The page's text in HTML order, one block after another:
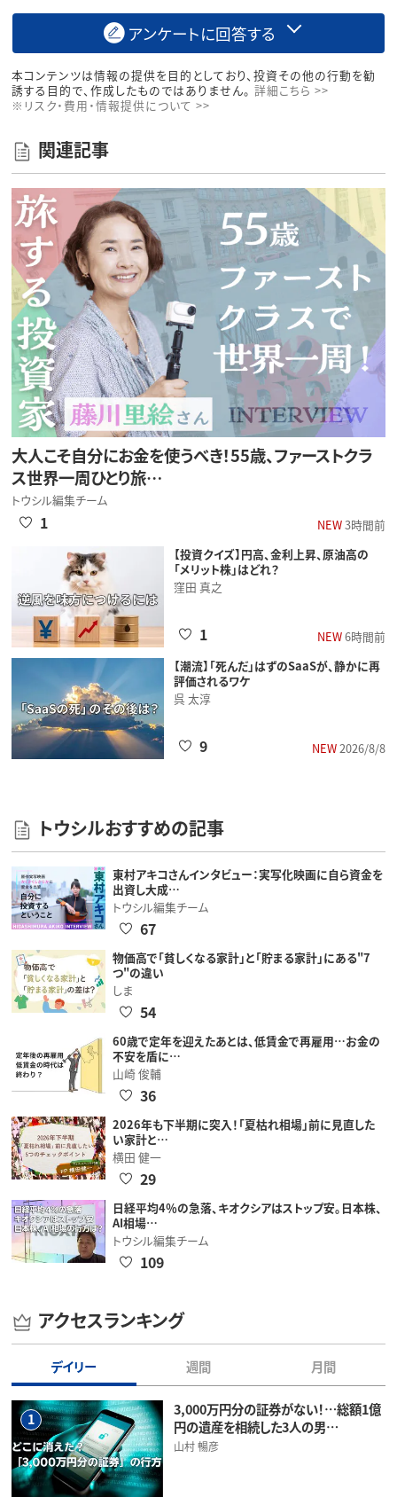
アンケートに回答する
本コンテンツは情報の提供を目的としており、投資その他の行動を勧
誘する目的で、作成したものではありません。 詳細こちら >>
※リスク・費用・情報提供について >>
関連記事
大人こそ自分にお金を使うべき！55歳、ファーストクラ
ス世界一周ひとり旅…
トウシル編集チーム
NEW3時間前
1
【投資クイズ】円高、金利上昇、原油高の
「メリット株」はどれ？
窪田 真之
NEW6時間前
1
【潮流】「死んだ」はずのSaaSが、静かに再
評価されるワケ
呉 太淳
NEW2026/8/8
9
トウシルおすすめの記事
東村アキコさんインタビュー：実写化映画に自ら資金を
出資し大成…
トウシル編集チーム
67
物価高で「貧しくなる家計」と「貯まる家計」にある"7
つ"の違い
しま
54
60歳で定年を迎えたあとは、低賃金で再雇用…お金の
不安を盾に…
山崎 俊輔
36
2026年も下半期に突入！「夏枯れ相場」前に見直した
い家計と…
横田 健一
29
日経平均4％の急落、キオクシアはストップ安。日本株、
AI相場…
トウシル編集チーム
109
アクセスランキング
デイリー 週間 月間
1
3,000万円分の証券がない！…総額1億
円の遺産を相続した3人の男…
山村 暢彦